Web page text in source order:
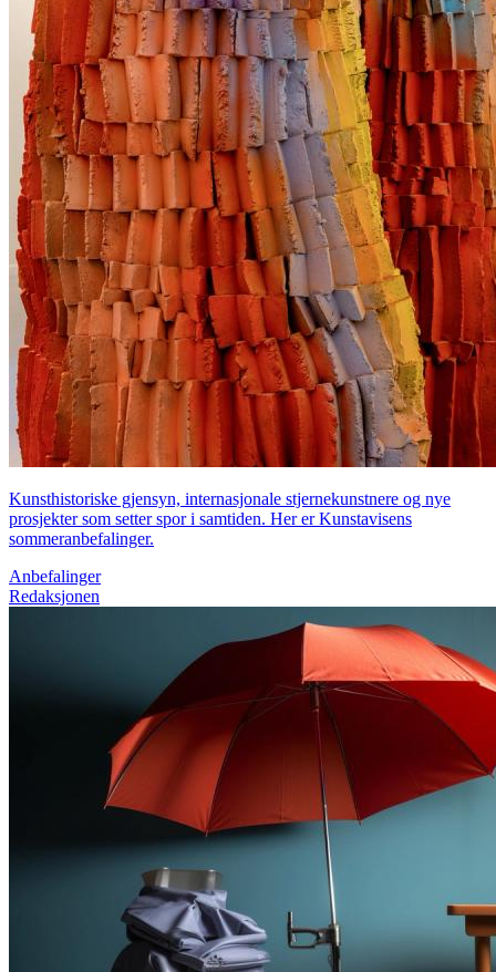
Kunsthistoriske gjensyn, internasjonale stjernekunstnere og nye
prosjekter som setter spor i samtiden. Her er Kunstavisens
sommeranbefalinger.
Anbefalinger
Redaksjonen